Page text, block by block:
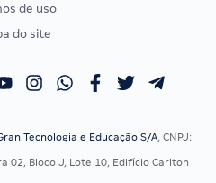
Calendário OAB
de uso
do site
Tecnologia e Educação S/A, CNPJ:
02, Bloco J, Lote 10, Edifício Carlton